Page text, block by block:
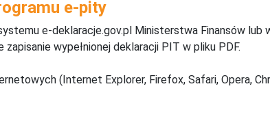
e-pity
e-deklaracje.gov.pl Ministerstwa Finansów lub
wypełnionej deklaracji PIT w pliku PDF.
(Internet Explorer, Firefox, Safari, Opera,